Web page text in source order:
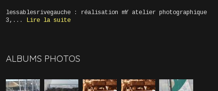
lessablesrivegauche : réalisation mY atelier photographique
3,...
Lire la suite
ALBUMS PHOTOS